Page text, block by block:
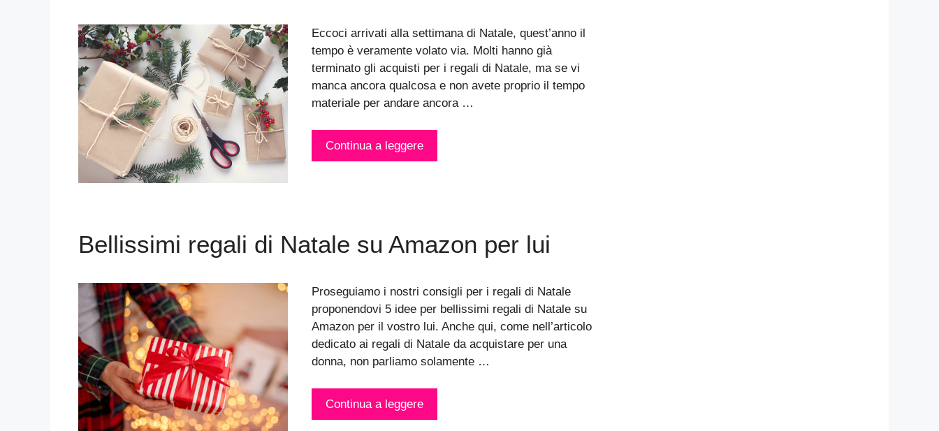
Eccoci arrivati alla settimana di Natale, quest’anno il
tempo è veramente volato via. Molti hanno già
terminato gli acquisti per i regali di Natale, ma se vi
manca ancora qualcosa e non avete proprio il tempo
materiale per andare ancora …
Continua a leggere
Bellissimi regali di Natale su Amazon per lui
Proseguiamo i nostri consigli per i regali di Natale
proponendovi 5 idee per bellissimi regali di Natale su
Amazon per il vostro lui. Anche qui, come nell’articolo
dedicato ai regali di Natale da acquistare per una
donna, non parliamo solamente …
Continua a leggere